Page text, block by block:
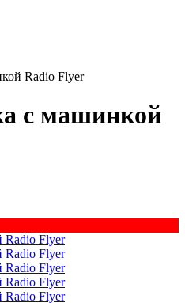
Radio Flyer
с машинкой